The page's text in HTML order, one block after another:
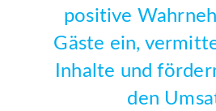
positive
Gäste ein,
Inhalte und
den